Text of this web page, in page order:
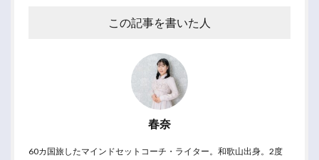
この記事を書いた人
春奈
60カ国旅したマインドセットコーチ・ライター。和歌山出身。2度